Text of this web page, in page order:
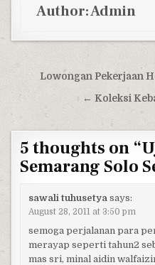
Author:Admin
Post navigation
Lowongan Pekerjaan
← Koleksi
5 thoughts on “
Semarang Solo
sawali tuhusetya says:
August 28, 2011 at 3:50 pm
semoga perjalanan para
merayap seperti tahun2
mas sri, minal aidin